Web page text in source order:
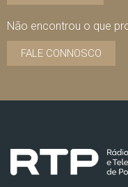
Não encontrou o que
FALE CONNOSCO